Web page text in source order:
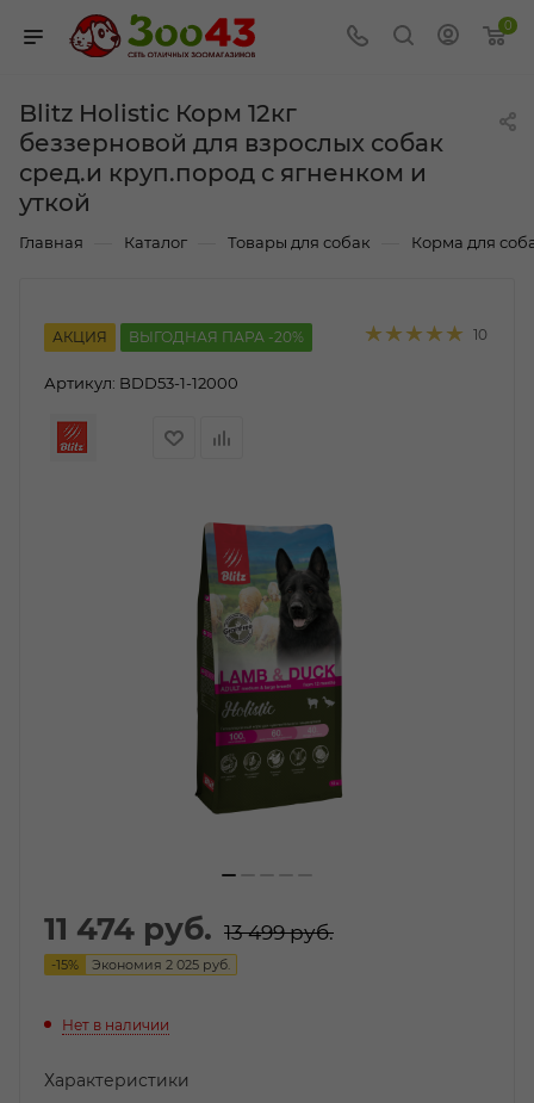
0
Blitz Holistic Корм 12кг
беззерновой для взрослых собак
сред.и круп.пород с ягненком и
уткой
Главная Каталог Товары для собак Корма для
АКЦИЯ ВЫГОДНАЯ ПАРА -20% 10
Артикул: BDD53-1-12000
11 474 руб. 13 499руб.
-15% Экономия 2 025 руб.
Нет в наличии
Характеристики